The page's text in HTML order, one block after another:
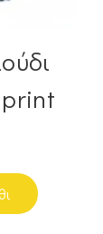
print